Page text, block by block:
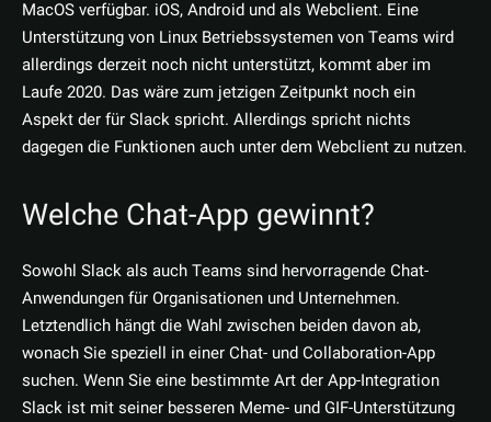
MacOS verfügbar. iOS, Android und als Webclient. Eine
Unterstützung von Linux Betriebssystemen von Teams wird
allerdings derzeit noch nicht unterstützt, kommt aber im
Laufe 2020. Das wäre zum jetzigen Zeitpunkt noch ein
Aspekt der für Slack spricht. Allerdings spricht nichts
dagegen die Funktionen auch unter dem Webclient zu nutzen.
Welche Chat-App gewinnt?
Sowohl Slack als auch Teams sind hervorragende Chat-
Anwendungen für Organisationen und Unternehmen.
Letztendlich hängt die Wahl zwischen beiden davon ab,
wonach Sie speziell in einer Chat- und Collaboration-App
suchen. Wenn Sie eine bestimmte Art der App-Integration
Slack ist mit seiner besseren Meme- und GIF-Unterstützung